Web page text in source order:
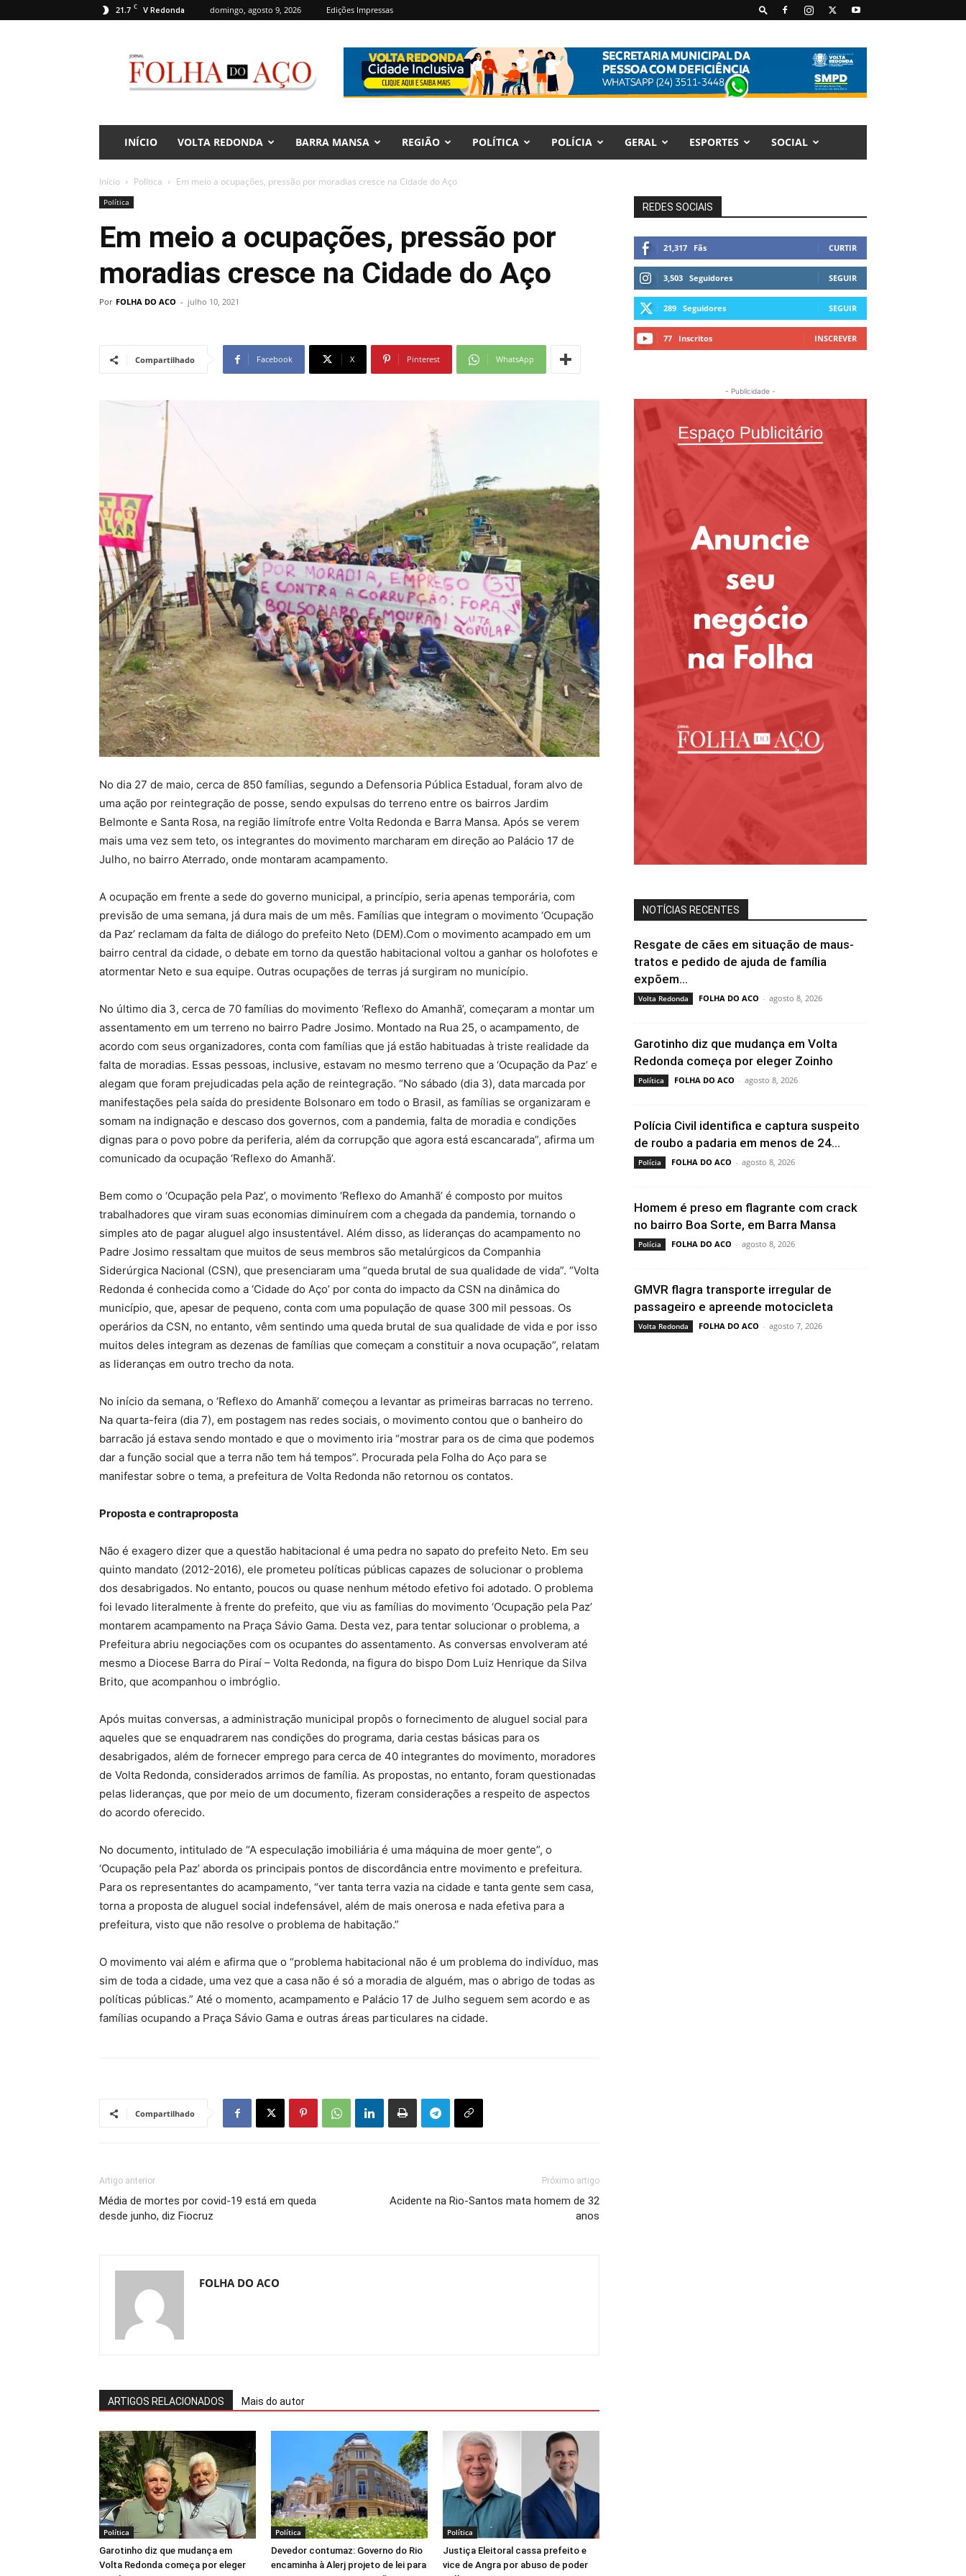
21.7 C V Redonda domingo, agosto 9, 2026 Edições Impressas
Folha
do
Aço
INÍCIO VOLTA REDONDA BARRA MANSA REGIÃO POLÍTICA POLÍCIA GERAL ESPORTES SOCIAL
Início Política Em meio a ocupações, pressão por moradias cresce na Cidade do Aço
Política
Em meio a ocupações, pressão por
moradias cresce na Cidade do Aço
Por FOLHA DO ACO - julho 10, 2021
Compartilhado Facebook X Pinterest WhatsApp
No dia 27 de maio, cerca de 850 famílias, segundo a Defensoria Pública Estadual, foram alvo de
uma ação por reintegração de posse, sendo expulsas do terreno entre os bairros Jardim
Belmonte e Santa Rosa, na região limítrofe entre Volta Redonda e Barra Mansa. Após se verem
mais uma vez sem teto, os integrantes do movimento marcharam em direção ao Palácio 17 de
Julho, no bairro Aterrado, onde montaram acampamento.
A ocupação em frente a sede do governo municipal, a princípio, seria apenas temporária, com
previsão de uma semana, já dura mais de um mês. Famílias que integram o movimento ‘Ocupação
da Paz’ reclamam da falta de diálogo do prefeito Neto (DEM).Com o movimento acampado em um
bairro central da cidade, o debate em torno da questão habitacional voltou a ganhar os holofotes e
atormentar Neto e sua equipe. Outras ocupações de terras já surgiram no município.
No último dia 3, cerca de 70 famílias do movimento ‘Reflexo do Amanhã’, começaram a montar um
assentamento em um terreno no bairro Padre Josimo. Montado na Rua 25, o acampamento, de
acordo com seus organizadores, conta com famílias que já estão habituadas à triste realidade da
falta de moradias. Essas pessoas, inclusive, estavam no mesmo terreno que a ‘Ocupação da Paz’ e
alegam que foram prejudicadas pela ação de reintegração. “No sábado (dia 3), data marcada por
manifestações pela saída do presidente Bolsonaro em todo o Brasil, as famílias se organizaram e
somam na indignação e descaso dos governos, com a pandemia, falta de moradia e condições
dignas para o povo pobre da periferia, além da corrupção que agora está escancarada”, afirma um
comunicado da ocupação ‘Reflexo do Amanhã’.
Bem como o ‘Ocupação pela Paz’, o movimento ‘Reflexo do Amanhã’ é composto por muitos
trabalhadores que viram suas economias diminuírem com a chegada da pandemia, tornando o
simples ato de pagar aluguel algo insustentável. Além disso, as lideranças do acampamento no
Padre Josimo ressaltam que muitos de seus membros são metalúrgicos da Companhia
Siderúrgica Nacional (CSN), que presenciaram uma “queda brutal de sua qualidade de vida”. “Volta
Redonda é conhecida como a ‘Cidade do Aço’ por conta do impacto da CSN na dinâmica do
município, que, apesar de pequeno, conta com uma população de quase 300 mil pessoas. Os
operários da CSN, no entanto, vêm sentindo uma queda brutal de sua qualidade de vida e por isso
muitos deles integram as dezenas de famílias que começam a constituir a nova ocupação”, relatam
as lideranças em outro trecho da nota.
No início da semana, o ‘Reflexo do Amanhã’ começou a levantar as primeiras barracas no terreno.
Na quarta-feira (dia 7), em postagem nas redes sociais, o movimento contou que o banheiro do
barracão já estava sendo montado e que o movimento iria “mostrar para os de cima que podemos
dar a função social que a terra não tem há tempos”. Procurada pela Folha do Aço para se
manifestar sobre o tema, a prefeitura de Volta Redonda não retornou os contatos.
Proposta e contraproposta
Não é exagero dizer que a questão habitacional é uma pedra no sapato do prefeito Neto. Em seu
quinto mandato (2012-2016), ele prometeu políticas públicas capazes de solucionar o problema
dos desabrigados. No entanto, poucos ou quase nenhum método efetivo foi adotado. O problema
foi levado literalmente à frente do prefeito, que viu as famílias do movimento ‘Ocupação pela Paz’
montarem acampamento na Praça Sávio Gama. Desta vez, para tentar solucionar o problema, a
Prefeitura abriu negociações com os ocupantes do assentamento. As conversas envolveram até
mesmo a Diocese Barra do Piraí – Volta Redonda, na figura do bispo Dom Luiz Henrique da Silva
Brito, que acompanhou o imbróglio.
Após muitas conversas, a administração municipal propôs o fornecimento de aluguel social para
aqueles que se enquadrarem nas condições do programa, daria cestas básicas para os
desabrigados, além de fornecer emprego para cerca de 40 integrantes do movimento, moradores
de Volta Redonda, considerados arrimos de família. As propostas, no entanto, foram questionadas
pelas lideranças, que por meio de um documento, fizeram considerações a respeito de aspectos
do acordo oferecido.
No documento, intitulado de “A especulação imobiliária é uma máquina de moer gente”, o
‘Ocupação pela Paz’ aborda os principais pontos de discordância entre movimento e prefeitura.
Para os representantes do acampamento, “ver tanta terra vazia na cidade e tanta gente sem casa,
torna a proposta de aluguel social indefensável, além de mais onerosa e nada efetiva para a
prefeitura, visto que não resolve o problema de habitação.”
O movimento vai além e afirma que o “problema habitacional não é um problema do indivíduo, mas
sim de toda a cidade, uma vez que a casa não é só a moradia de alguém, mas o abrigo de todas as
políticas públicas.” Até o momento, acampamento e Palácio 17 de Julho seguem sem acordo e as
famílias ocupando a Praça Sávio Gama e outras áreas particulares na cidade.
Compartilhado
Artigo anterior
Média de mortes por covid-19 está em queda
desde junho, diz Fiocruz
Próximo artigo
Acidente na Rio-Santos mata homem de 32
anos
FOLHA DO ACO
ARTIGOS RELACIONADOS Mais do autor
Política
Garotinho diz que mudança em
Volta Redonda começa por eleger
Política
Devedor contumaz: Governo do Rio
encaminha à Alerj projeto de lei para
Política
Justiça Eleitoral cassa prefeito e
vice de Angra por abuso de poder
REDES SOCIAIS
21,317 Fãs CURTIR
3,503 Seguidores SEGUIR
289 Seguidores SEGUIR
77 Inscritos INSCREVER
- Publicidade -
NOTÍCIAS RECENTES
Resgate de cães em situação de maus-
tratos e pedido de ajuda de família
expõem...
Volta Redonda FOLHA DO ACO - agosto 8, 2026
Garotinho diz que mudança em Volta
Redonda começa por eleger Zoinho
Política FOLHA DO ACO - agosto 8, 2026
Polícia Civil identifica e captura suspeito
de roubo a padaria em menos de 24...
Polícia FOLHA DO ACO - agosto 8, 2026
Homem é preso em flagrante com crack
no bairro Boa Sorte, em Barra Mansa
Polícia FOLHA DO ACO - agosto 8, 2026
GMVR flagra transporte irregular de
passageiro e apreende motocicleta
Volta Redonda FOLHA DO ACO - agosto 7, 2026